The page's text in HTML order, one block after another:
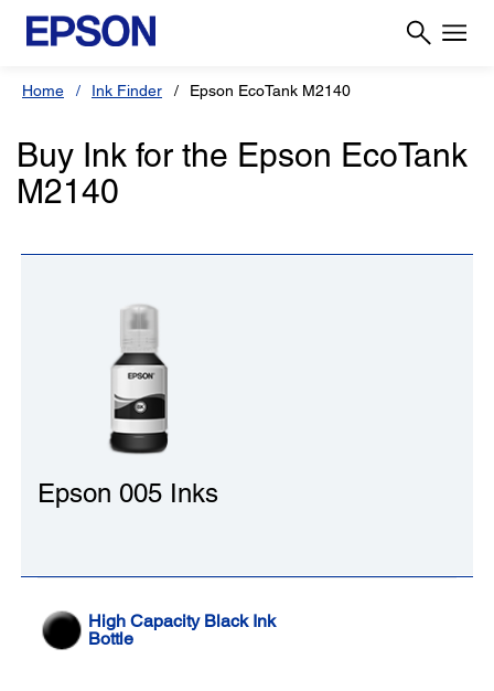
Home Ink Finder Epson EcoTank M2140
Buy Ink for the Epson EcoTank
M2140
Epson 005 Inks
High Capacity Black Ink
Bottle